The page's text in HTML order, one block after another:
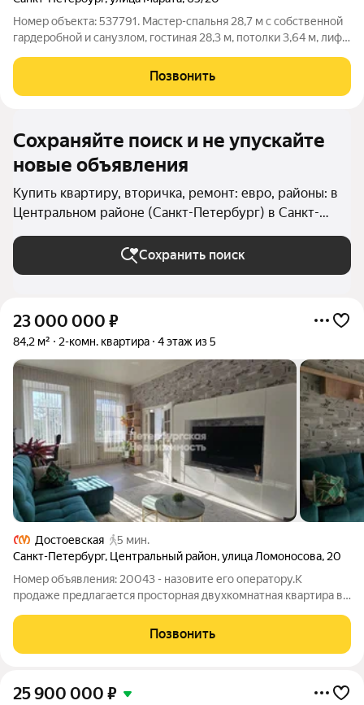
Номер объекта: 537791. Мастер-спальня 28,7 м с собственной
гардеробной и санузлом, гостиная 28,3 м, потолки 3,64 м, лифт
Центрального района. ПРОСТОРНАЯ КВАРТИРА С МАСТЕР-
СПАЛЬНЕЙ, ДВУМЯ ГАРДЕРОБНЫМИ И
Позвонить
Сохраняйте поиск и не упускайте
новые объявления
Купить квартиру, вторичка, ремонт: евро, районы: в
Центральном районе (Санкт-Петербург) в Санкт-
Петербурге и ЛО
Сохранить поиск
23 000 000 ₽
84,2 м² 2-комн. квартира 4 этаж из 5
Достоевская
5 мин.
Санкт-Петербург, Центральный район,улица Ломоносова, 20
Номер объявления: 20043 - назовите его оператору.К
продаже предлагается просторная двухкомнатная квартира в
флером, рядом с легендарным перекрестком «Пять углов», в
150 метрах от известной своими
Позвонить
25 900 000 ₽